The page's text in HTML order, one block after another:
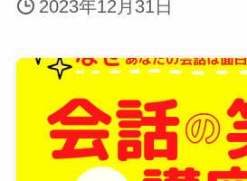
2023年12月31日